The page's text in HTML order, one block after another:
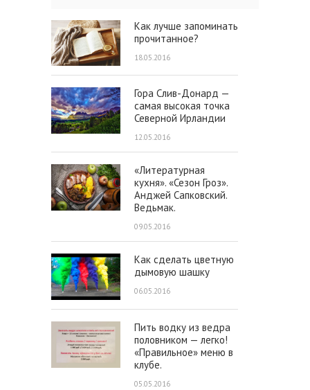
Как лучше запоминать
прочитанное?
18.05.2016
Гора Слив-Донард —
самая высокая точка
Северной Ирландии
12.05.2016
«Литературная
кухня». «Сезон Гроз».
Анджей Сапковский.
Ведьмак.
09.05.2016
Как сделать цветную
дымовую шашку
06.05.2016
Пить водку из ведра
половником — легко!
«Правильное» меню в
клубе.
05.05.2016